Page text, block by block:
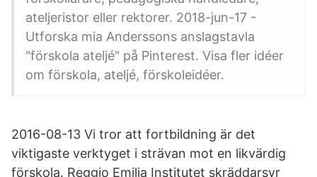
ateljeristor eller rektorer. 2018-jun-17 -
Utforska mia Anderssons anslagstavla
"förskola ateljé" på Pinterest. Visa fler idéer
om förskola, ateljé, förskoleidéer.
2016-08-13 Vi tror att fortbildning är det
viktigaste verktyget i strävan mot en likvärdig
förskola. Reggio Emilia Institutet skräddarsyr